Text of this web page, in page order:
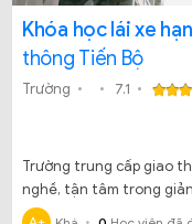
Khóa học lái xe
thông Tiến Bộ
Trường 7.1
Trường trung cấp giao
nghề, tận tâm trong
truyền đạt kiến thức cho